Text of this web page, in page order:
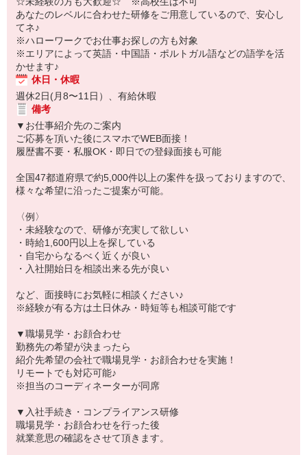
あなたのレベルに合わせた研修をご用意しているので、安心し
てネ♪
※ハローワークでお仕事お探しの方も対象
※エリアによって英語・中国語・ポルトガル語などの語学を活
かせます♪
休日・休暇
週休2日(月8〜11日）、有給休暇
備考
▼お仕事紹介先のご案内
ご応募を頂いた後にスマホでWEB面接！
履歴書不要・私服OK・即日での登録面接も可能
全国47都道府県で約5,000件以上の案件を扱っておりますので、
様々な希望に沿ったご提案が可能。
〈例〉
・未経験なので、研修が充実して欲しい
・時給1,600円以上を探している
・自宅からなるべく近くが良い
・入社開始日を相談出来る先が良い
など、面接時にお気軽に相談ください♪
※経験が有る方は土日休み・時短等も相談可能です
▼職場見学・お顔合わせ
勤務先の希望が決まったら
紹介先希望の会社で職場見学・お顔合わせを実施！
リモートでも対応可能♪
※担当のコーディネーターが同席
▼入社手続き・コンプライアンス研修
職場見学・お顔合わせを行った後
就業意思の確認をさせて頂きます。